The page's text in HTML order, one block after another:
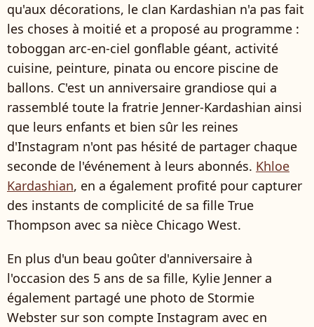
qu'aux décorations, le clan Kardashian n'a pas fait
les choses à moitié et a proposé au programme :
toboggan arc-en-ciel gonflable géant, activité
cuisine, peinture, pinata ou encore piscine de
ballons. C'est un anniversaire grandiose qui a
rassemblé toute la fratrie Jenner-Kardashian ainsi
que leurs enfants et bien sûr les reines
d'Instagram n'ont pas hésité de partager chaque
seconde de l'événement à leurs abonnés. Khloe
Kardashian, en a également profité pour capturer
des instants de complicité de sa fille True
Thompson avec sa nièce Chicago West.
En plus d'un beau goûter d'anniversaire à
l'occasion des 5 ans de sa fille, Kylie Jenner a
également partagé une photo de Stormie
Webster sur son compte Instagram avec en